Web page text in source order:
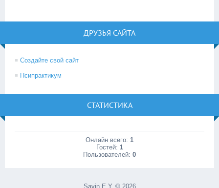
ДРУЗЬЯ САЙТА
Создайте свой сайт
Псипрактикум
СТАТИСТИКА
Онлайн всего: 1
Гостей: 1
Пользователей: 0
Savin E.Y. © 2026